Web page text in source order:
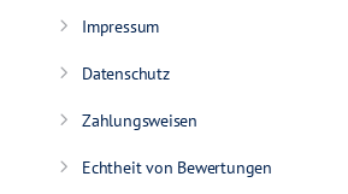
Impressum
Datenschutz
Zahlungsweisen
Echtheit von Bewertungen